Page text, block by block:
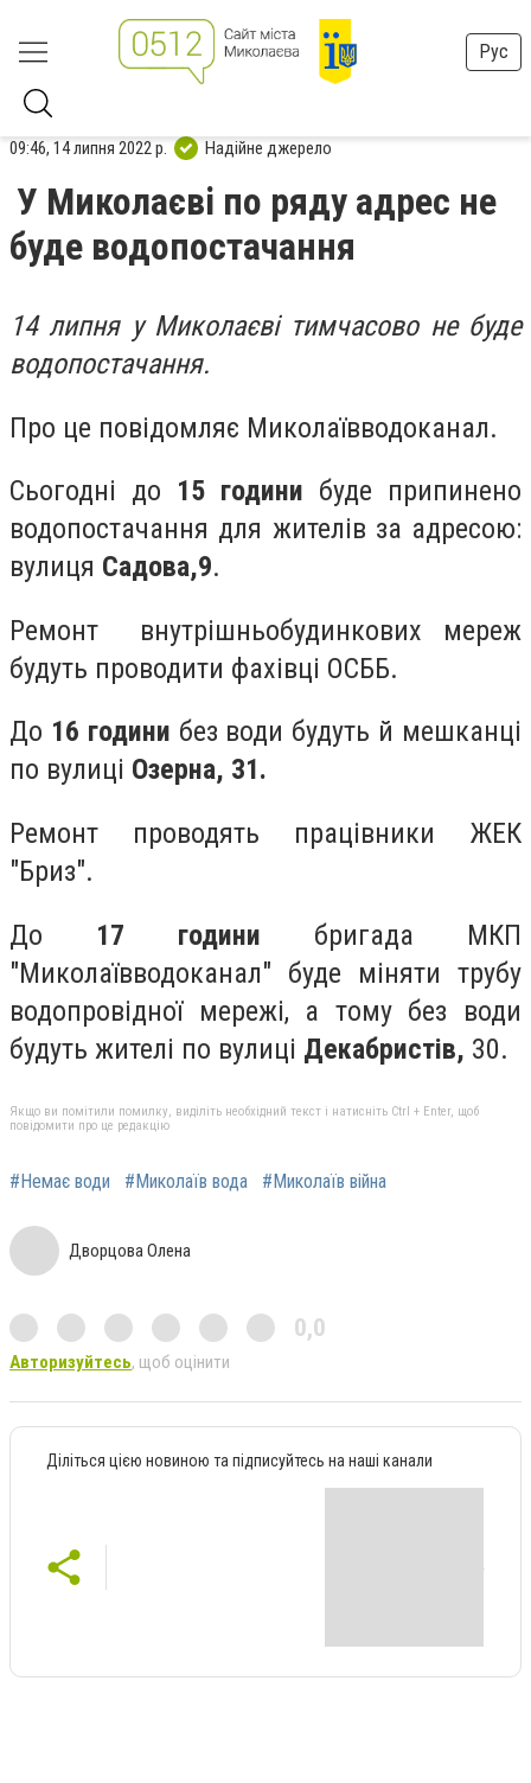
Рус
09:46, 14 липня 2022 р. Надійне джерело
У Миколаєві по ряду адрес не
буде водопостачання
14 липня у Миколаєві тимчасово не буде
водопостачання.
Про це повідомляє Миколаївводоканал.
Сьогодні до 15 години буде припинено
водопостачання для жителів за адресою:
вулиця Садова,9.
Ремонт внутрішньобудинкових мереж
будуть проводити фахівці ОСББ.
До 16 години без води будуть й мешканці
по вулиці Озерна, 31.
Ремонт проводять працівники ЖЕК
"Бриз".
До 17 години бригада МКП
"Миколаївводоканал" буде міняти трубу
водопровідної мережі, а тому без води
будуть жителі по вулиці Декабристів, 30.
Якщо ви помітили помилку, виділіть необхідний текст і натисніть Ctrl + Enter, щоб
повідомити про це редакцію
#Немає води #Миколаїв вода #Миколаїв війна
Дворцова Олена
0,0
Авторизуйтесь, щоб оцінити
Діліться цією новиною та підписуйтесь на наші канали